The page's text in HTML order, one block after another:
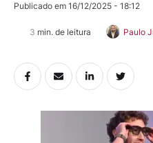
Publicado em 16/12/2025 - 18:12
3 min. de leitura Paulo